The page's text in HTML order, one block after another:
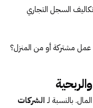
السجل التجاري
مشتركة أو من المنزل؟
بالنسبة لـ الشركات